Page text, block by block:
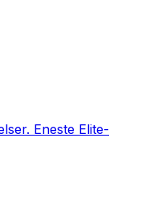
Eneste Elite-